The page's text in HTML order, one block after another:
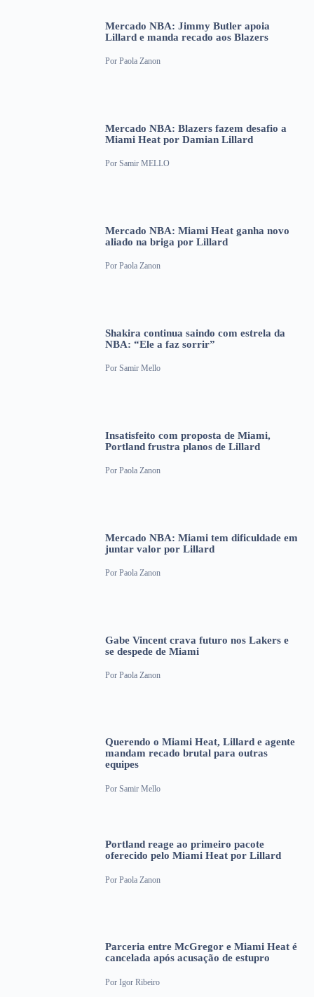
Mercado NBA: Jimmy Butler apoia
Lillard e manda recado aos Blazers
Por Paola Zanon
Mercado NBA: Blazers fazem desafio a
Miami Heat por Damian Lillard
Por Samir MELLO
Mercado NBA: Miami Heat ganha novo
aliado na briga por Lillard
Por Paola Zanon
Shakira continua saindo com estrela da
NBA: “Ele a faz sorrir”
Por Samir Mello
Insatisfeito com proposta de Miami,
Portland frustra planos de Lillard
Por Paola Zanon
Mercado NBA: Miami tem dificuldade em
juntar valor por Lillard
Por Paola Zanon
Gabe Vincent crava futuro nos Lakers e
se despede de Miami
Por Paola Zanon
Querendo o Miami Heat, Lillard e agente
mandam recado brutal para outras
equipes
Por Samir Mello
Portland reage ao primeiro pacote
oferecido pelo Miami Heat por Lillard
Por Paola Zanon
Parceria entre McGregor e Miami Heat é
cancelada após acusação de estupro
Por Igor Ribeiro